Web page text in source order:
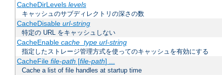
CacheDirLevels levels
キャッシュのサブディレクトリの深さの数
CacheDisable url-string
特定の URL をキャッシュしない
CacheEnable cache_type url-string
指定したストレージ管理方式を使ってのキャッシュを有効にする
CacheFile file-path [file-path] ...
Cache a list of file handles at startup time